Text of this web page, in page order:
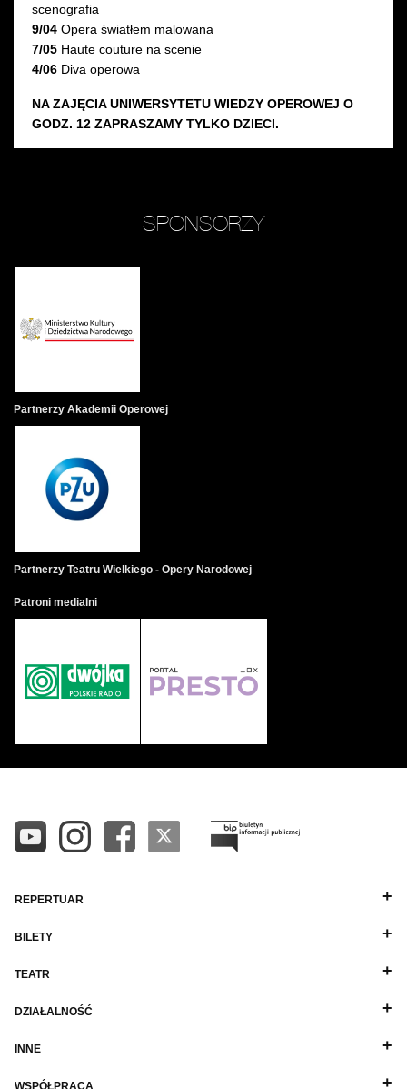
scenografia
9/04 Opera światłem malowana
7/05 Haute couture na scenie
4/06 Diva operowa
NA ZAJĘCIA UNIWERSYTETU WIEDZY OPEROWEJ O
GODZ. 12 ZAPRASZAMY TYLKO DZIECI.
SPONSORZY
Partnerzy Akademii Operowej
Partnerzy Teatru Wielkiego - Opery Narodowej
Patroni medialni
REPERTUAR
BILETY
TEATR
DZIAŁALNOŚĆ
INNE
WSPÓŁPRACA